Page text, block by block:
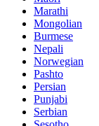
Marathi
Mongolian
Burmese
Nepali
Norwegian
Pashto
Persian
Punjabi
Serbian